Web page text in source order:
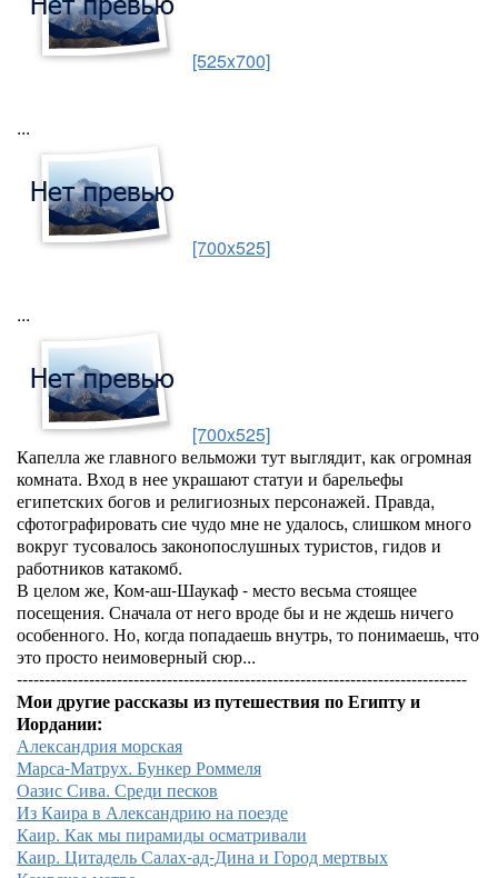
[525x700]
...
[700x525]
...
[700x525]
Капелла же главного вельможи тут выглядит, как огромная
комната. Вход в нее украшают статуи и барельефы
египетских богов и религиозных персонажей. Правда,
сфотографировать сие чудо мне не удалось, слишком много
вокруг тусовалось законопослушных туристов, гидов и
работников катакомб.
В целом же, Ком-аш-Шаукаф - место весьма стоящее
посещения. Сначала от него вроде бы и не ждешь ничего
особенного. Но, когда попадаешь внутрь, то понимаешь, что
это просто неимоверный сюр...
---------------------------------------------------------------------------------
Мои другие рассказы из путешествия по Египту и
Иордании:
Александрия морская
Марса-Матрух. Бункер Роммеля
Оазис Сива. Среди песков
Из Каира в Александрию на поезде
Каир. Как мы пирамиды осматривали
Каир. Цитадель Салах-ад-Дина и Город мертвых